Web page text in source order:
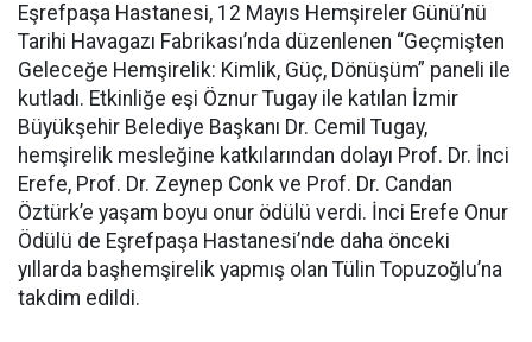
Eşrefpaşa Hastanesi, 12 Mayıs Hemşireler Günü’nü
Tarihi Havagazı Fabrikası’nda düzenlenen “Geçmişten
Geleceğe Hemşirelik: Kimlik, Güç, Dönüşüm” paneli ile
kutladı. Etkinliğe eşi Öznur Tugay ile katılan İzmir
Büyükşehir Belediye Başkanı Dr. Cemil Tugay,
hemşirelik mesleğine katkılarından dolayı Prof. Dr. İnci
Erefe, Prof. Dr. Zeynep Conk ve Prof. Dr. Candan
Öztürk’e yaşam boyu onur ödülü verdi. İnci Erefe Onur
Ödülü de Eşrefpaşa Hastanesi’nde daha önceki
yıllarda başhemşirelik yapmış olan Tülin Topuzoğlu’na
takdim edildi.